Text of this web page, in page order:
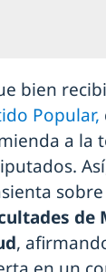
bien
Popular,
a la
de
,